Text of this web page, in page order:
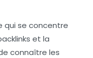
qui se concentre
et la
connaître les